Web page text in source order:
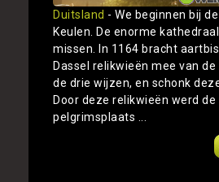
Duitsland - We beginnen bij
Keulen. De enorme
missen. In 1164 bracht
Dassel relikwieën mee van
de drie wijzen, en schonk
Door deze relikwieën werd
pelgrimsplaats ...